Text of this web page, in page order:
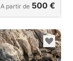
A partir de 500 €